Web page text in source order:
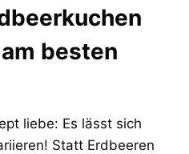
besten
liebe: Es lässt sich
Statt Erdbeeren